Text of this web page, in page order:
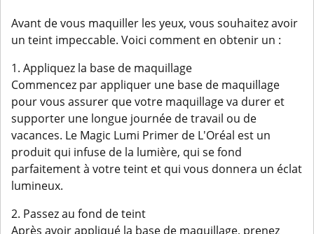
Avant de vous maquiller les yeux, vous souhaitez avoir
un teint impeccable. Voici comment en obtenir un :
1. Appliquez la base de maquillage
Commencez par appliquer une base de maquillage
pour vous assurer que votre maquillage va durer et
supporter une longue journée de travail ou de
vacances. Le Magic Lumi Primer de L'Oréal est un
produit qui infuse de la lumière, qui se fond
parfaitement à votre teint et qui vous donnera un éclat
lumineux.
2. Passez au fond de teint
Après avoir appliqué la base de maquillage, prenez